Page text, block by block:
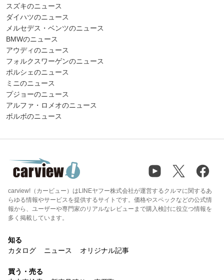
スズキのニュース
ダイハツのニュース
メルセデス・ベンツのニュース
BMWのニュース
アウディのニュース
フォルクスワーゲンのニュース
ポルシェのニュース
ミニのニュース
プジョーのニュース
アルファ・ロメオのニュース
ボルボのニュース
carview!（カービュー）はLINEヤフー株式会社が運営するクルマに関するあ
らゆる情報やサービスを提供するサイトです。価格やスペックなどの公式情
報から、ユーザーや専門家のリアルなレビューまで購入検討に役立つ情報を
多く掲載しています。
知る
カタログ
ニュース オリジナル記事
買う・売る